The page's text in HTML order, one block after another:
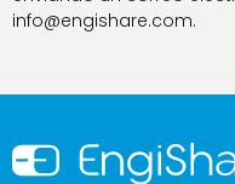
info@engishare.com.